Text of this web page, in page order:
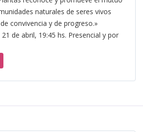
naturales de seres vivos
convivencia y de progreso.»
de abril, 19:45 hs. Presencial y por